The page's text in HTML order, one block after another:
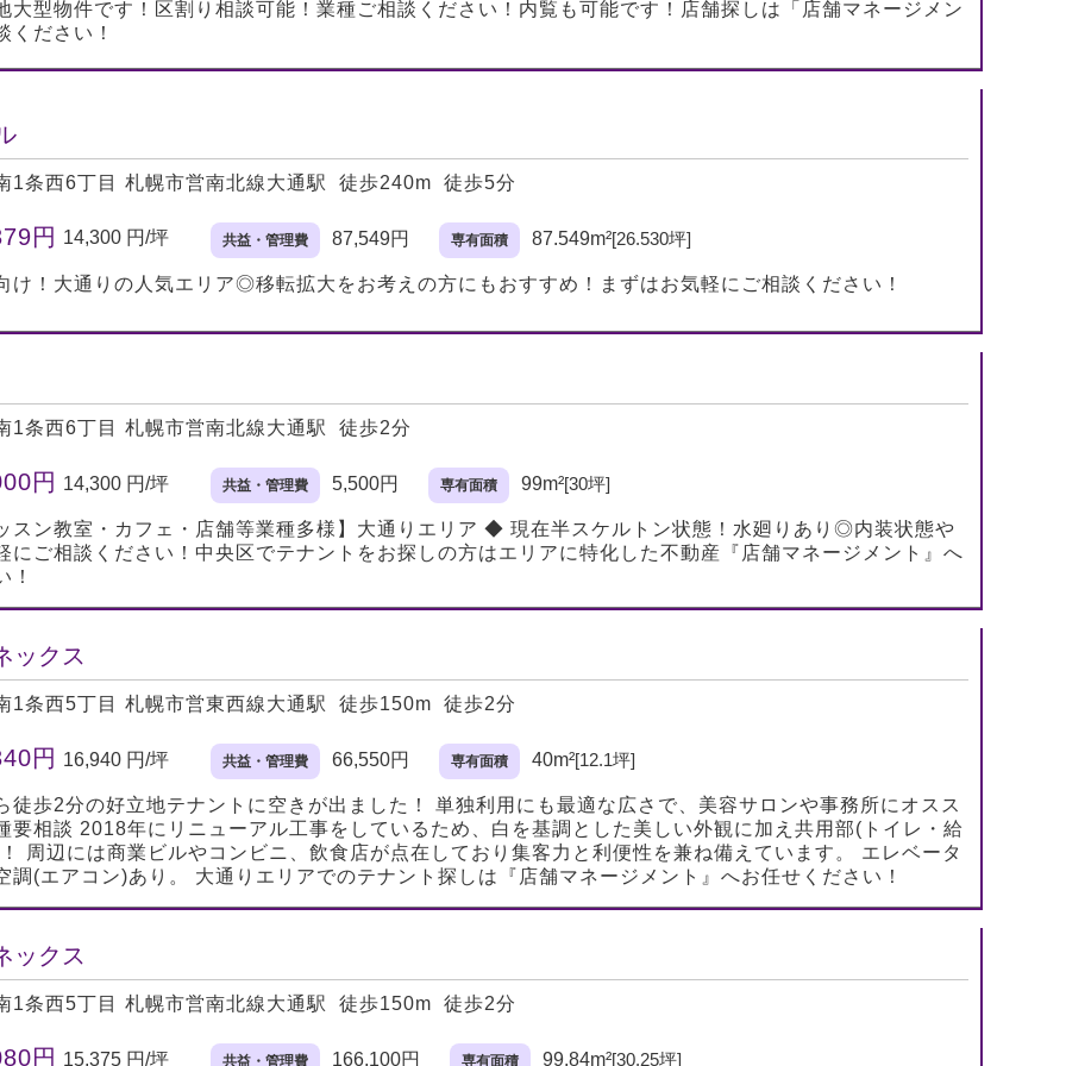
大型物件です！区割り相談可能！業種ご相談ください！内覧も可能です！店舗探しは「店舗マネージメン
ください！
1条西6丁目 札幌市営南北線大通駅 徒歩240m 徒歩5分
円 14,300 円/坪 共益・管理費 87,549円 専有面積 87.549m²[26.530坪]
け！大通りの人気エリア◎移転拡大をお考えの方にもおすすめ！まずはお気軽にご相談ください！
1条西6丁目 札幌市営南北線大通駅 徒歩2分
円 14,300 円/坪 共益・管理費 5,500円 専有面積 99m²[30坪]
スン教室・カフェ・店舗等業種多様】大通りエリア ◆ 現在半スケルトン状態！水廻りあり◎内装状態や
にご相談ください！中央区でテナントをお探しの方はエリアに特化した不動産『店舗マネージメント』へ
！
ックス
1条西5丁目 札幌市営東西線大通駅 徒歩150m 徒歩2分
円 16,940 円/坪 共益・管理費 66,550円 専有面積 40m²[12.1坪]
徒歩2分の好立地テナントに空きが出ました！ 単独利用にも最適な広さで、美容サロンや事務所にオスス
相談 2018年にリニューアル工事をしているため、白を基調とした美しい外観に加え共用部(トイレ・給
周辺には商業ビルやコンビニ、飲食店が点在しており集客力と利便性を兼ね備えています。 エレベータ
調(エアコン)あり。 大通りエリアでのテナント探しは『店舗マネージメント』へお任せください！
ックス
1条西5丁目 札幌市営南北線大通駅 徒歩150m 徒歩2分
円 15,375 円/坪 共益・管理費 166,100円 専有面積 99.84m²[30.25坪]